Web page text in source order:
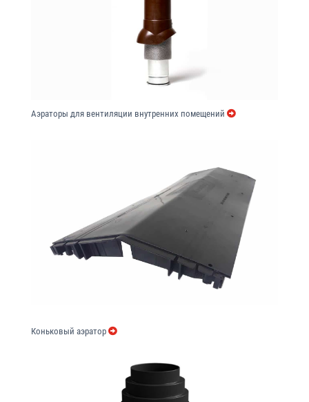
Аэраторы для вентиляции внутренних помещений
Коньковый аэратор